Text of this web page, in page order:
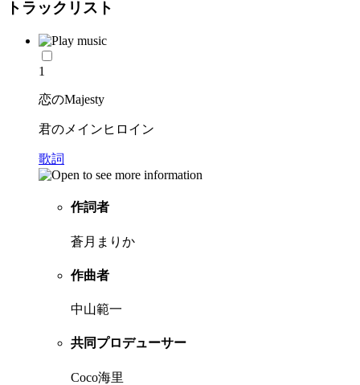
トラックリスト
1
恋のMajesty
君のメインヒロイン
歌詞
作詞者
蒼月まりか
作曲者
中山範一
共同プロデューサー
Coco海里